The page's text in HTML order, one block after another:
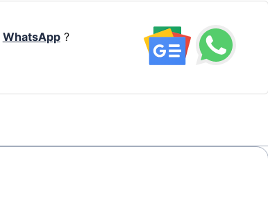
WhatsApp?